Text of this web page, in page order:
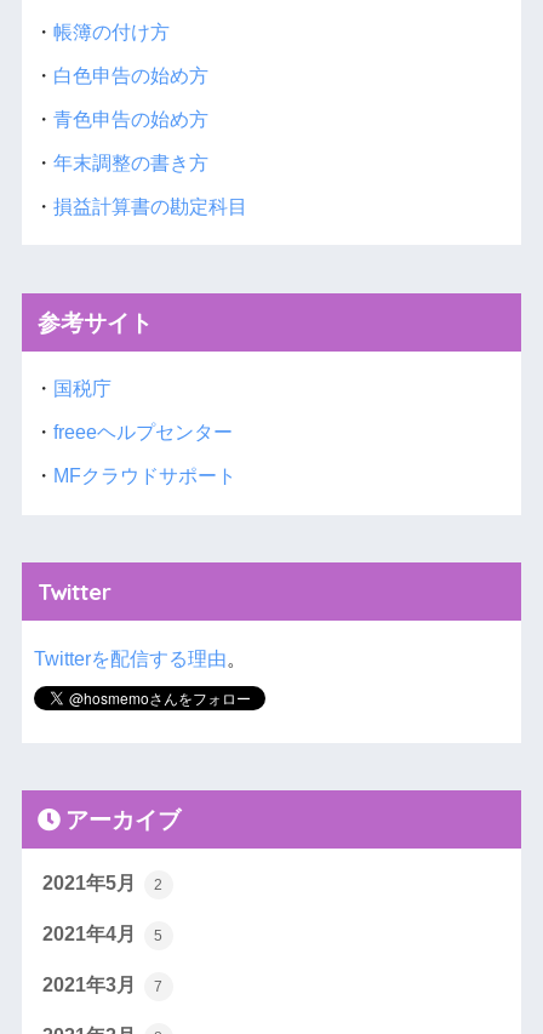
・ 帳簿の付け方
・ 白色申告の始め方
・ 青色申告の始め方
・ 年末調整の書き方
・ 損益計算書の勘定科目
参考サイト
・ 国税庁
・ freeeヘルプセンター
・ MFクラウドサポート
Twitter
Twitterを配信する理由。
アーカイブ
2021年5月 2
2021年4月 5
2021年3月 7